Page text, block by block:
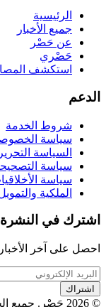
الرئيسية
جميع الأخبار
عن حَصْر
حَصْري
استكشف
الدعم
شروط الخدمة
سياسة
السياسة
سياسة
سياسة
الملكية
اشترك في النشرة
احصل على آخر
اشتراك
© 2026 حَصْر. جميع الحقوق محفوظة.